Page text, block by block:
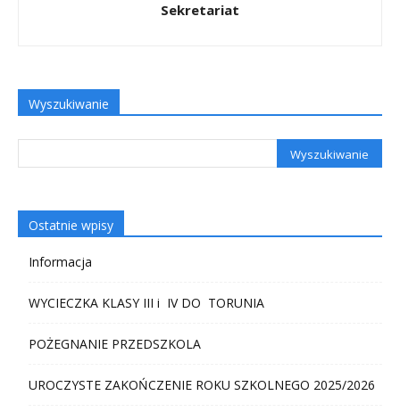
Sekretariat
Wyszukiwanie
Ostatnie wpisy
Informacja
WYCIECZKA KLASY III i IV DO TORUNIA
POŻEGNANIE PRZEDSZKOLA
UROCZYSTE ZAKOŃCZENIE ROKU SZKOLNEGO 2025/2026